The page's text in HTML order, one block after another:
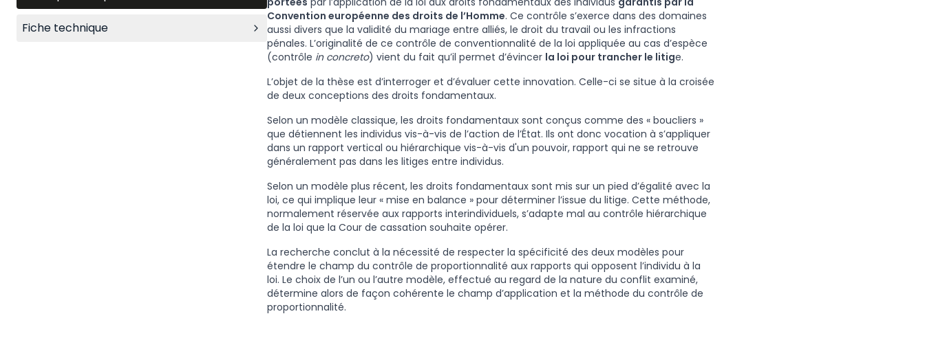
Fiche technique
Convention européenne des droits de l’Homme. Ce contrôle s’exerce dans des domaines
aussi divers que la validité du mariage entre alliés, le droit du travail ou les infractions
pénales. L’originalité de ce contrôle de conventionnalité de la loi appliquée au cas d’espèce
(contrôle in concreto) vient du fait qu’il permet d’évincer la loi pour trancher le litige.
L’objet de la thèse est d’interroger et d’évaluer cette innovation. Celle-ci se situe à la croisée
de deux conceptions des droits fondamentaux.
Selon un modèle classique, les droits fondamentaux sont conçus comme des « boucliers »
que détiennent les individus vis-à-vis de l’action de l’État. Ils ont donc vocation à s’appliquer
dans un rapport vertical ou hiérarchique vis-à-vis d'un pouvoir, rapport qui ne se retrouve
généralement pas dans les litiges entre individus.
Selon un modèle plus récent, les droits fondamentaux sont mis sur un pied d’égalité avec la
loi, ce qui implique leur « mise en balance » pour déterminer l’issue du litige. Cette méthode,
normalement réservée aux rapports interindividuels, s’adapte mal au contrôle hiérarchique
de la loi que la Cour de cassation souhaite opérer.
La recherche conclut à la nécessité de respecter la spécificité des deux modèles pour
étendre le champ du contrôle de proportionnalité aux rapports qui opposent l’individu à la
loi. Le choix de l’un ou l’autre modèle, effectué au regard de la nature du conflit examiné,
détermine alors de façon cohérente le champ d’application et la méthode du contrôle de
proportionnalité.